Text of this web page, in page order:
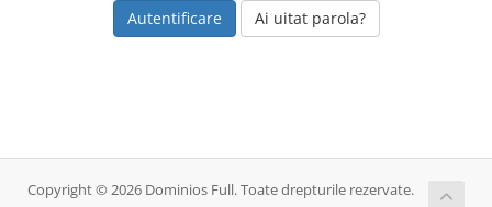
Ai uitat parola?
Copyright © 2026 Dominios Full. Toate drepturile rezervate.